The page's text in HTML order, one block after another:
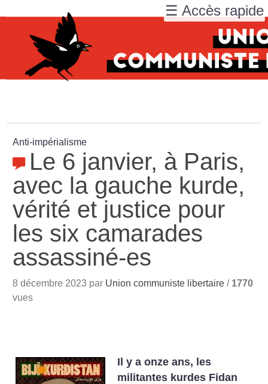
Anti-impérialisme
Le 6 janvier, à Paris,
avec la gauche kurde,
vérité et justice pour
les six camarades
assassiné-es
8 décembre 2023 par Union communiste libertaire / 1770
vues
Il y a onze ans, les
militantes kurdes Fidan
☰ Accès rapide